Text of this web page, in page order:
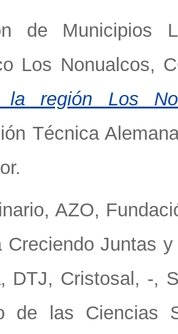
de Municipios
Los Nonualcos,
región Los
Técnica
AZO,
Creciendo Juntas
DTJ, Cristosal, -,
de las Ciencias